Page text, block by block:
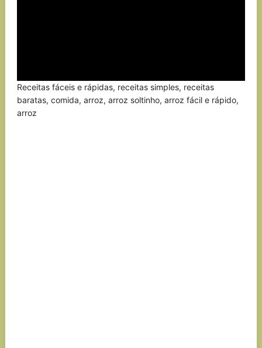
Receitas fáceis e rápidas, receitas simples, receitas
baratas, comida, arroz, arroz soltinho, arroz fácil e rápido,
arroz